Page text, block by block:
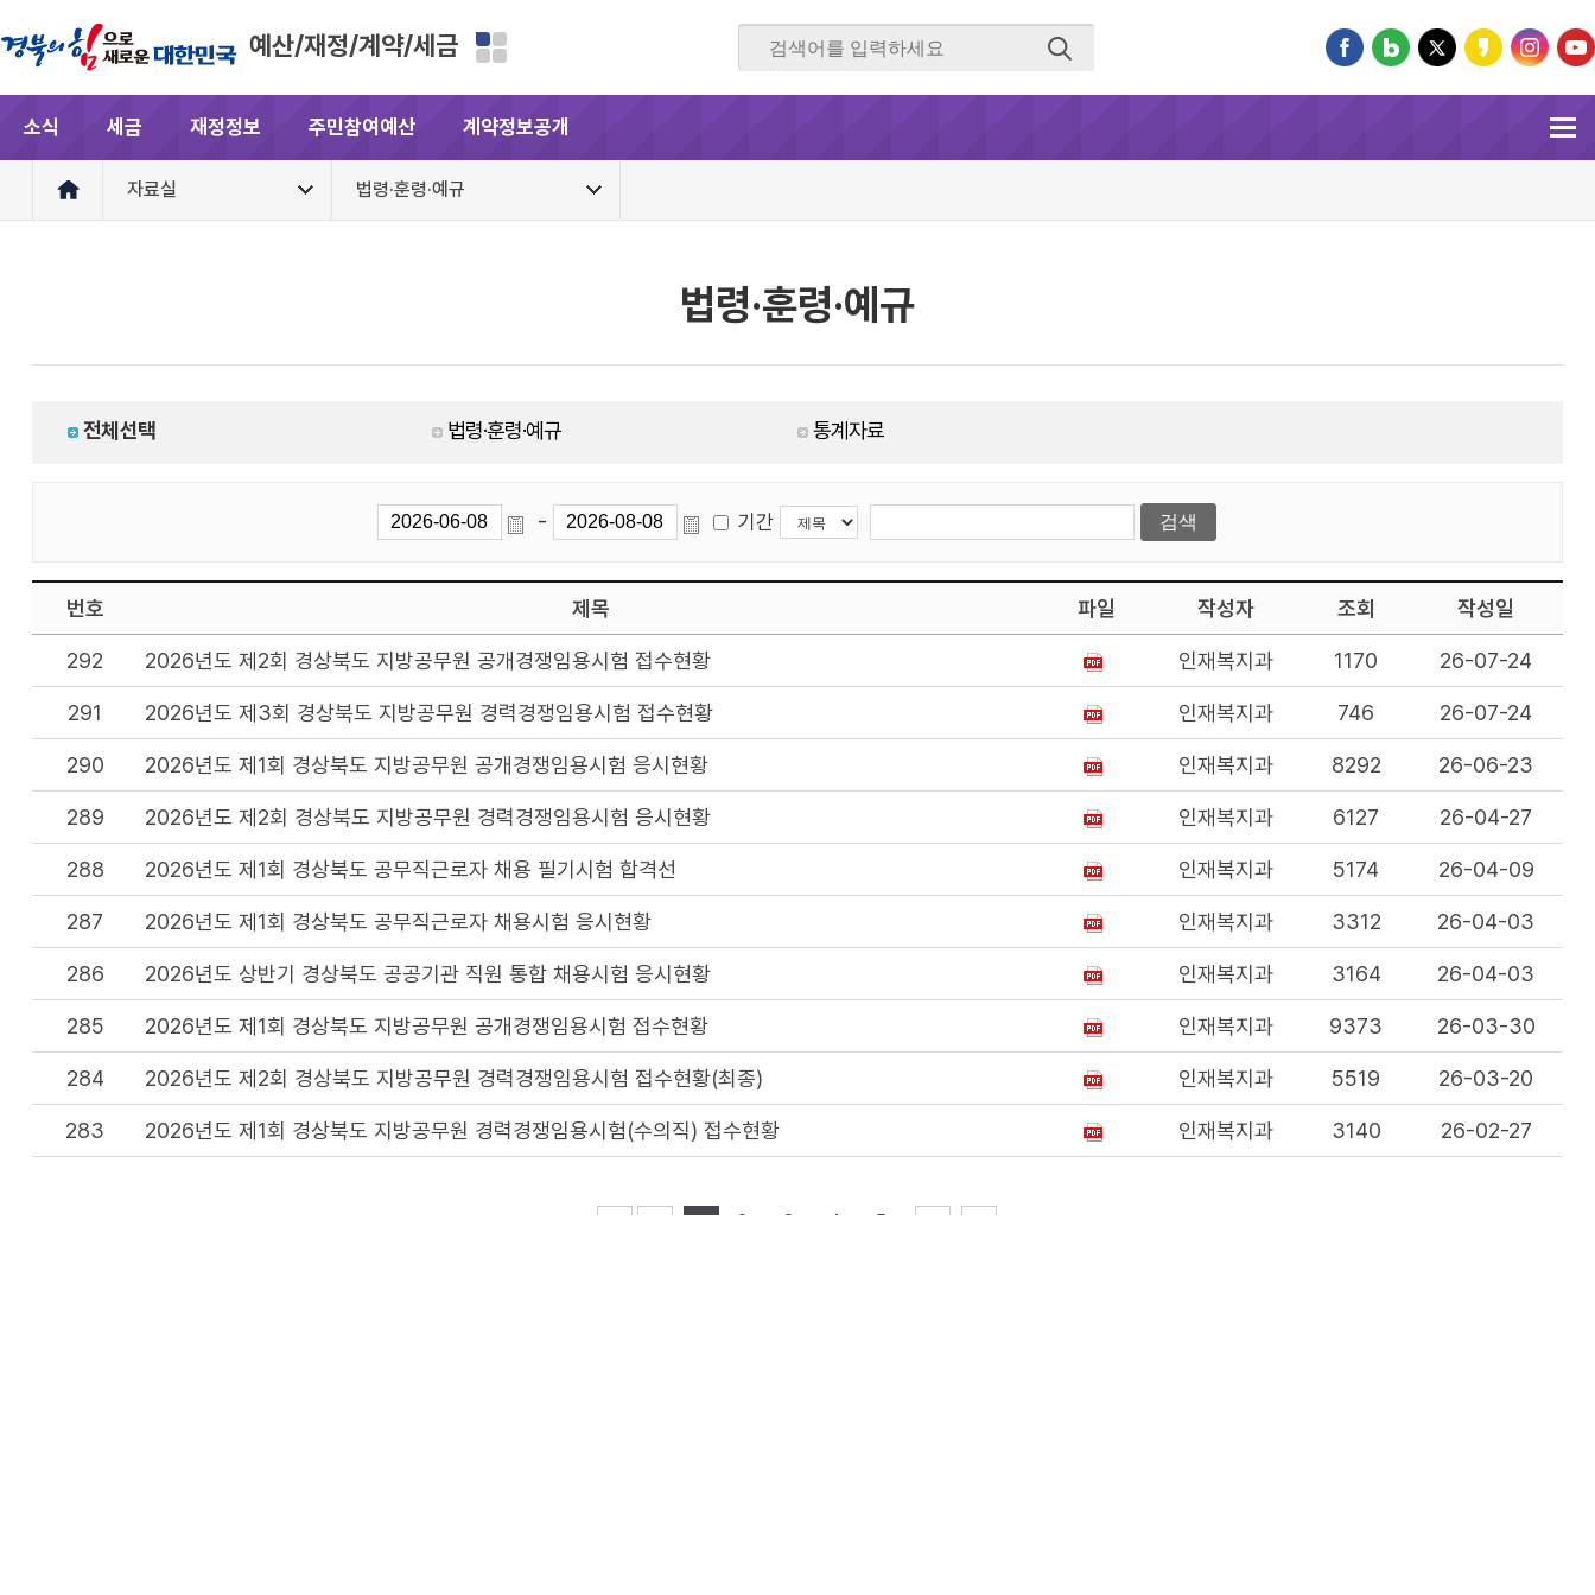
예산/재정/계약/세금
소식 세금 재정정보 주민참여예산 계약정보공개
자료실 법령·훈령·예규
법령·훈령·예규
전체선택 법령·훈령·예규 통계자료
- 기간
번호 제목 파일 작성자 조회 작성일
292 2026년도 제2회 경상북도 지방공무원 공개경쟁임용시험 접수현황 인재복지과 1170 26-07-24
291 2026년도 제3회 경상북도 지방공무원 경력경쟁임용시험 접수현황 인재복지과 746 26-07-24
290 2026년도 제1회 경상북도 지방공무원 공개경쟁임용시험 응시현황 인재복지과 8292 26-06-23
289 2026년도 제2회 경상북도 지방공무원 경력경쟁임용시험 응시현황 인재복지과 6127 26-04-27
288 2026년도 제1회 경상북도 공무직근로자 채용 필기시험 합격선 인재복지과 5174 26-04-09
287 2026년도 제1회 경상북도 공무직근로자 채용시험 응시현황 인재복지과 3312 26-04-03
286 2026년도 상반기 경상북도 공공기관 직원 통합 채용시험 응시현황 인재복지과 3164 26-04-03
285 2026년도 제1회 경상북도 지방공무원 공개경쟁임용시험 접수현황 인재복지과 9373 26-03-30
284 2026년도 제2회 경상북도 지방공무원 경력경쟁임용시험 접수현황(최종) 인재복지과 5519 26-03-20
283 2026년도 제1회 경상북도 지방공무원 경력경쟁임용시험(수의직) 접수현황 인재복지과 3140 26-02-27
1 2 3 4 5